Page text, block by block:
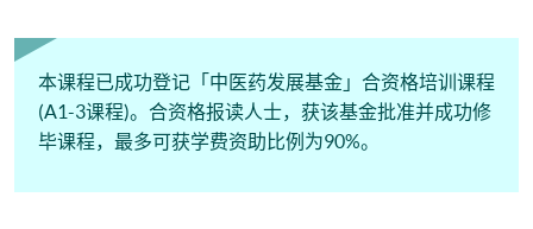
本课程已成功登记「中医药发展基金」合资格培训课程
(A1-3课程)。合资格报读人士，获该基金批准并成功修
毕课程，最多可获学费资助比例为90%。